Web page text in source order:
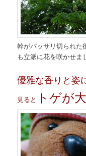
幹がバッサリ切られ
も立派に花を咲かせま
優雅な香りと
見ると トゲが